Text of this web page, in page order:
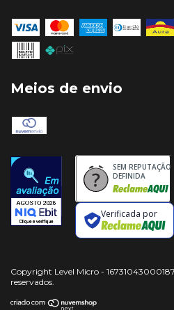
Meios de envio
SEM REPUTAÇÃO
DEFINIDA
Verificada por
Copyright Level Micro -
reservados.